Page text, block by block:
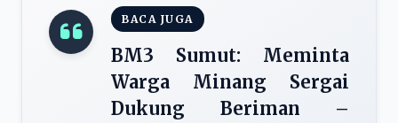
BACA JUGA
BM3 Sumut: Meminta
Warga Minang Sergai
Dukung Beriman –